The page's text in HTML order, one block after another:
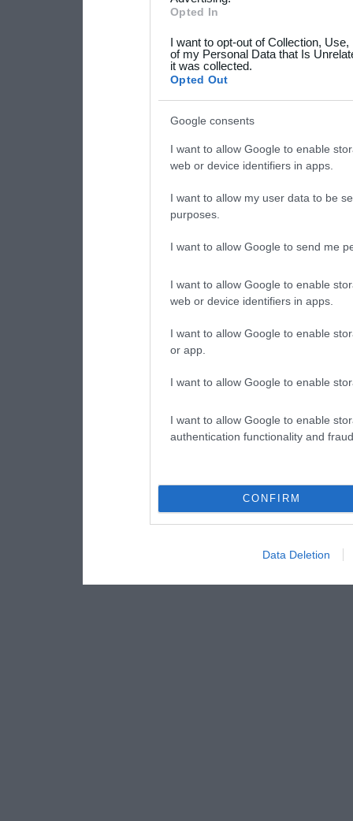
grant or deny consent to
your data for below
consent section.
Opted In
I want to opt-out of Collection,
of my Personal Data that Is
it was collected.
Opted Out
Google consents
I want to allow Google to enable
web or device identifiers in apps.
I want to allow my user data to be
purposes.
I want to allow Google to send me
I want to allow Google to enable
web or device identifiers in apps.
I want to allow Google to enable
or app.
I want to allow Google to enable
I want to allow Google to enable
authentication functionality and
CONFIRM
Data Deletion